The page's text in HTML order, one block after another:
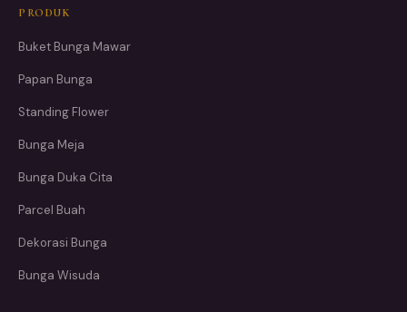
PRODUK
Buket Bunga Mawar
Papan Bunga
Standing Flower
Bunga Meja
Bunga Duka Cita
Parcel Buah
Dekorasi Bunga
Bunga Wisuda